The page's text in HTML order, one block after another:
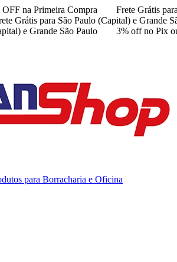
na Primeira Compra Frete Grátis
Grátis para São Paulo (Capital) e Grande
e Grande São Paulo 3% off no Pix
para Borracharia e Oficina